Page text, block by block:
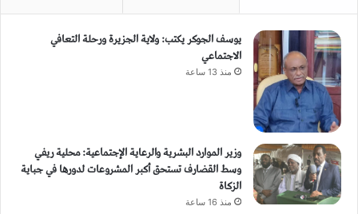
يوسف الجوكر يكتب: ولاية الجزيرة ورحلة التعافي
الاجتماعي
منذ 13 ساعة
وزير الموارد البشرية والرعاية الإجتماعية: محلية ريفي
وسط القضارف تستحق أكبر المشروعات لدورها في جباية
الزكاة
منذ 16 ساعة